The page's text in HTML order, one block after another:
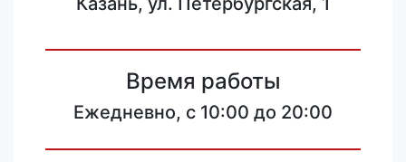
Время работы
Ежедневно, с 10:00 до 20:00